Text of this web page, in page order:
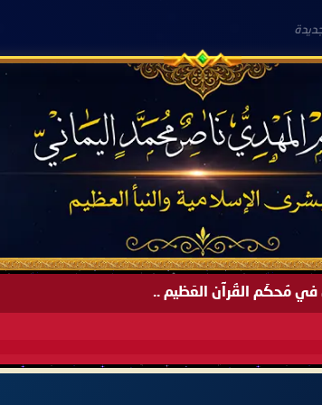
في مُحكَم القُرآن العَظيم ..